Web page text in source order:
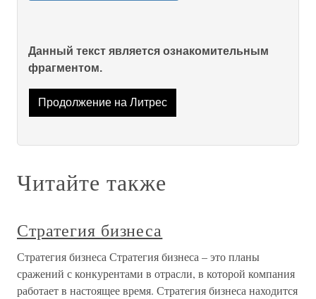
Данный текст является ознакомительным
фрагментом.
Продолжение на Литрес
Читайте также
Стратегия бизнеса
Стратегия бизнеса Стратегия бизнеса – это планы
сражений с конкурентами в отрасли, в которой компания
работает в настоящее время. Стратегия бизнеса находится